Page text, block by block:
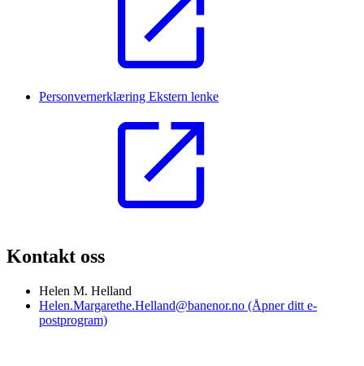
Personvernerklæring Ekstern lenke
Kontakt oss
Helen M. Helland
Helen.Margarethe.Helland@banenor.no (Åpner ditt e-
postprogram)